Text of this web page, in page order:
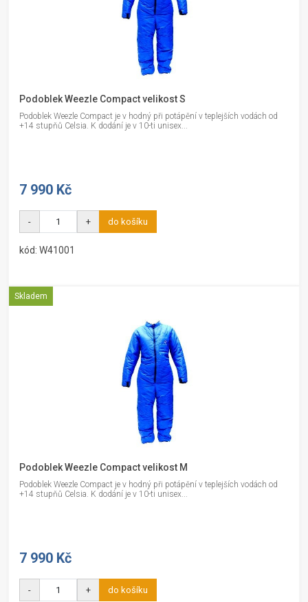
Podoblek Weezle Compact velikost S
Podoblek Weezle Compact je v hodný při potápění v teplejších vodách od
+14 stupňů Celsia. K dodání je v 10-ti unisex...
7 990 Kč
- + do košíku
kód: W41001
Skladem
Podoblek Weezle Compact velikost M
Podoblek Weezle Compact je v hodný při potápění v teplejších vodách od
+14 stupňů Celsia. K dodání je v 10-ti unisex...
7 990 Kč
- + do košíku